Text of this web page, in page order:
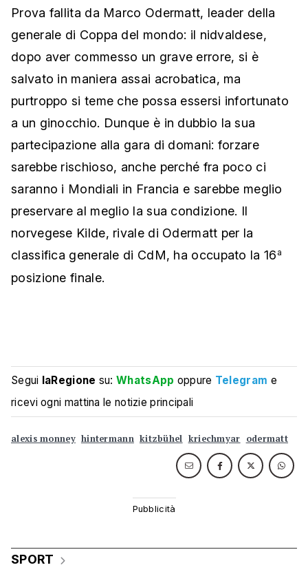
Prova fallita da Marco Odermatt, leader della
generale di Coppa del mondo: il nidvaldese,
dopo aver commesso un grave errore, si è
salvato in maniera assai acrobatica, ma
purtroppo si teme che possa essersi infortunato
a un ginocchio. Dunque è in dubbio la sua
partecipazione alla gara di domani: forzare
sarebbe rischioso, anche perché fra poco ci
saranno i Mondiali in Francia e sarebbe meglio
preservare al meglio la sua condizione. Il
norvegese Kilde, rivale di Odermatt per la
classifica generale di CdM, ha occupato la 16 a
posizione finale.
Segui laRegione su:WhatsApp oppure Telegram e
ricevi ogni mattina le notizie principali
alexis monney hintermann kitzbühel kriechmyar odermatt
SPORT